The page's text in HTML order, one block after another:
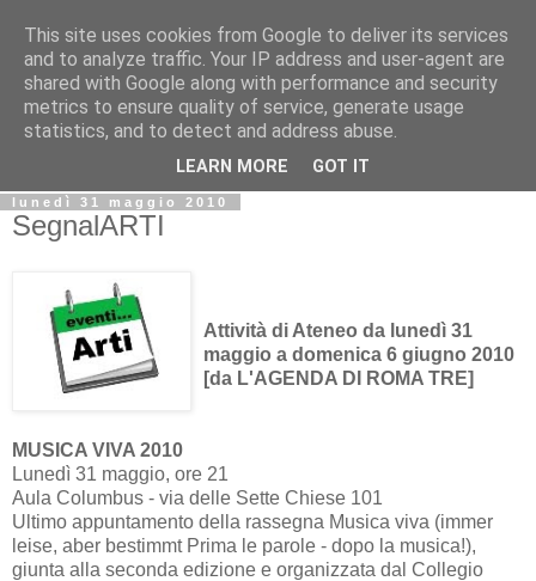
Biblio@rti in
Il Blog della Biblioteca di Area delle arti per condividere
informazioni iniziative incontri
lunedì 31 maggio 2010
SegnalARTI
Attività di Ateneo da lunedì 31
maggio a domenica 6 giugno 2010
[da L'AGENDA DI ROMA TRE]
MUSICA VIVA 2010
Lunedì 31 maggio, ore 21
Aula Columbus - via delle Sette Chiese 101
Ultimo appuntamento della rassegna Musica viva (immer
leise, aber bestimmt Prima le parole - dopo la musica!),
giunta alla seconda edizione e organizzata dal Collegio
This site uses cookies from Google to deliver its services
and to analyze traffic. Your IP address and user-agent are
shared with Google along with performance and security
metrics to ensure quality of service, generate usage
statistics, and to detect and address abuse.
LEARN MORE GOT IT